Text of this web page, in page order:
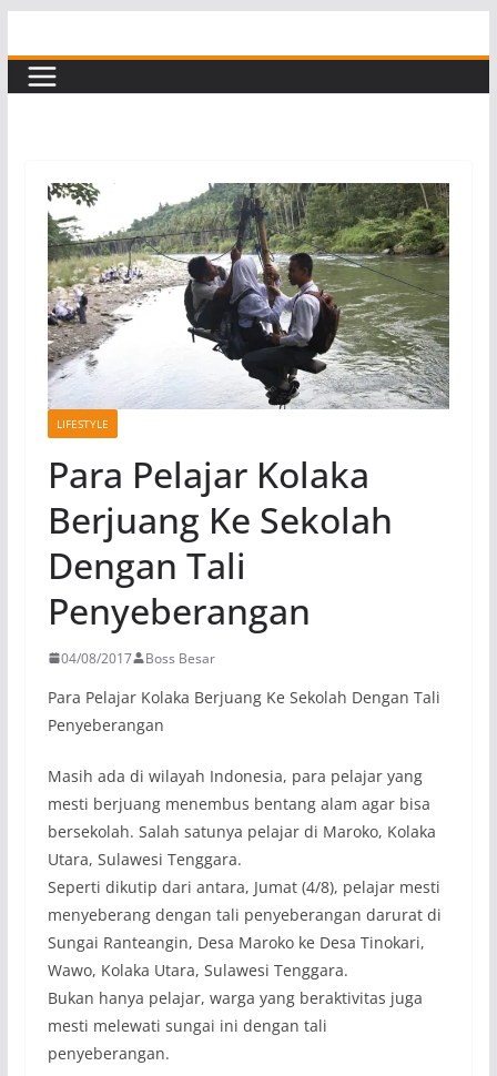
to
content
LIFESTYLE
Para Pelajar Kolaka
Berjuang Ke Sekolah
Dengan Tali
Penyeberangan
04/08/2017 Boss Besar
Para Pelajar Kolaka Berjuang Ke Sekolah Dengan Tali
Penyeberangan
Masih ada di wilayah Indonesia, para pelajar yang
mesti berjuang menembus bentang alam agar bisa
bersekolah. Salah satunya pelajar di Maroko, Kolaka
Utara, Sulawesi Tenggara.
Seperti dikutip dari antara, Jumat (4/8), pelajar mesti
menyeberang dengan tali penyeberangan darurat di
Sungai Ranteangin, Desa Maroko ke Desa Tinokari,
Wawo, Kolaka Utara, Sulawesi Tenggara.
Bukan hanya pelajar, warga yang beraktivitas juga
mesti melewati sungai ini dengan tali
penyeberangan.